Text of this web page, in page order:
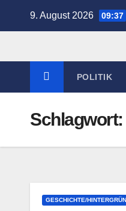
9. August 2026 09:37
POLITIK
Schlagwort:
GESCHICHTE/